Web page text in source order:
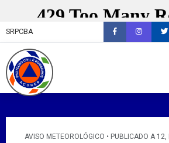
SRPCBA
AVISO METEOROLÓGICO • PUBLICADO A 12,